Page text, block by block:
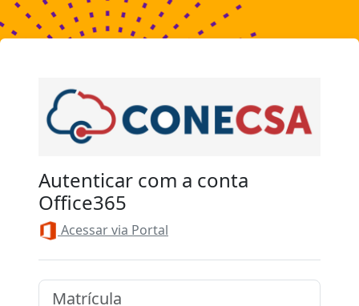
Ir para o conteúdo principal
Acesso a Conecsa
Autenticar com a conta
Office365
Acessar via Portal
Matrícula